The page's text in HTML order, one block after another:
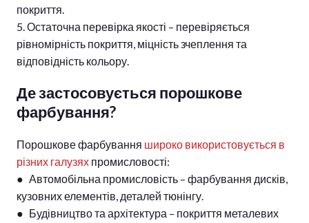
покриття.
5. Остаточна перевірка якості – перевіряється
рівномірність покриття, міцність зчеплення та
відповідність кольору.
Де застосовується порошкове
фарбування?
Порошкове фарбування широко використовується в
різних галузях промисловості:
● Автомобільна промисловість – фарбування дисків,
кузовних елементів, деталей тюнінгу.
● Будівництво та архітектура – покриття металевих